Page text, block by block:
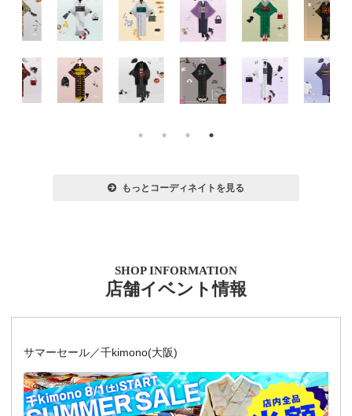
もっとコーディネイトを見る
SHOP INFORMATION
店舗イベント情報
サマーセール／千kimono(大阪)